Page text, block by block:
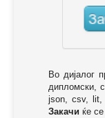
Во дијалог
дипломски,
json, csv, lit,
Закачи ќе